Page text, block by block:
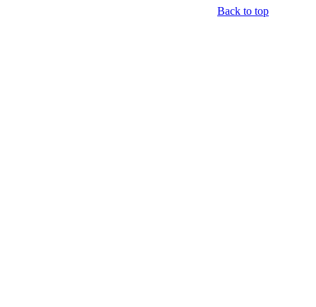
Back to top